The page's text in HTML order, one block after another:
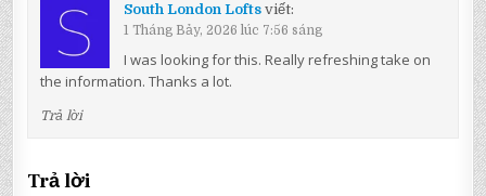
South London Lofts viết:
1 Tháng Bảy, 2026 lúc 7:56 sáng
I was looking for this. Really refreshing take on
the information. Thanks a lot.
Trả lời
Trả lời